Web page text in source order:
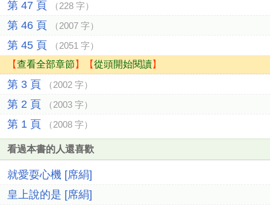
第 47 頁 （228 字）
第 46 頁 （2007 字）
第 45 頁 （2051 字）
【查看全部章節 】【從頭開始閱讀】
第 3 頁 （2002 字）
第 2 頁 （2003 字）
第 1 頁 （2008 字）
看過本書的人還喜歡
就愛耍心機 [席絹]
皇上說的是 [席絹]